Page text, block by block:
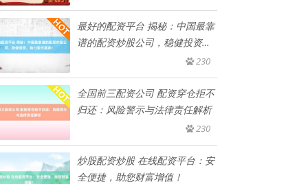
最好的配资平台 揭秘：中国最靠
谱的配资炒股公司，稳健投资，
230
全国前三配资公司 配资穿仓拒不
归还：风险警示与法律责任解析
230
炒股配资炒股 在线配资平台：安
全便捷，助您财富增值！